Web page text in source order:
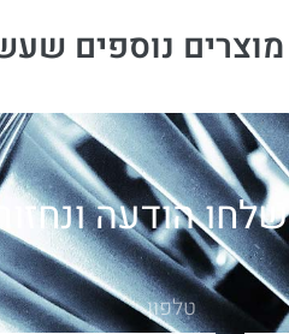
מוצרים נוספים
שלחו הודעה